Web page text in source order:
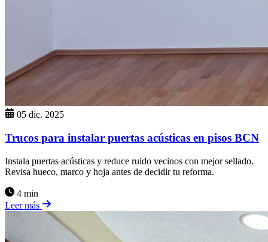
05 dic. 2025
Trucos para instalar puertas acústicas en pisos BCN
Instala puertas acústicas y reduce ruido vecinos con mejor sellado.
Revisa hueco, marco y hoja antes de decidir tu reforma.
4 min
Leer más